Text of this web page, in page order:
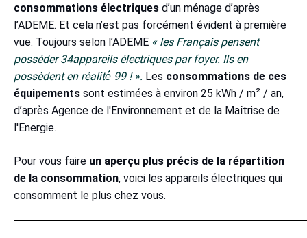
consommations électriques d’un ménage d’après
l’ADEME. Et cela n’est pas forcément évident à première
vue. Toujours selon l’ADEME « les Français pensent
posséder 34appareils électriques par foyer. Ils en
possèdent en réalité́ 99 ! ». Les consommations de ces
équipements sont estimées à environ 25 kWh / m² / an,
d’après Agence de l'Environnement et de la Maîtrise de
l'Energie.
Pour vous faire un aperçu plus précis de la répartition
de la consommation, voici les appareils électriques qui
consomment le plus chez vous.